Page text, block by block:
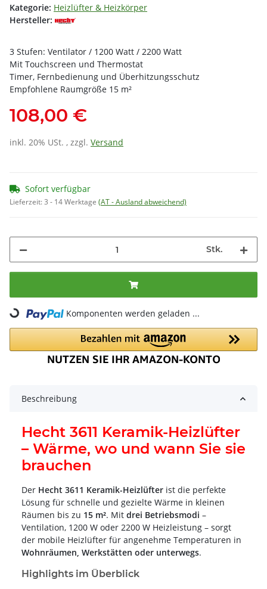
Kategorie: Heizlüfter & Heizkörper
Hersteller:
3 Stufen: Ventilator / 1200 Watt / 2200 Watt
Mit Touchscreen und Thermostat
Timer, Fernbedienung und Überhitzungsschutz
Empfohlene Raumgröße 15 m²
108,00 €
inkl. 20% USt. , zzgl. Versand
Sofort verfügbar
Lieferzeit:3 - 14 Werktage (AT - Ausland abweichend)
Stk.
Loading... Komponenten werden geladen ...
Beschreibung
Hecht 3611 Keramik-Heizlüfter
– Wärme, wo und wann Sie sie
brauchen
Der Hecht 3611 Keramik-Heizlüfter ist die perfekte
Lösung für schnelle und gezielte Wärme in kleinen
Räumen bis zu 15 m². Mit drei Betriebsmodi –
Ventilation, 1200 W oder 2200 W Heizleistung – sorgt
der mobile Heizlüfter für angenehme Temperaturen in
Wohnräumen, Werkstätten oder unterwegs.
Highlights im Überblick